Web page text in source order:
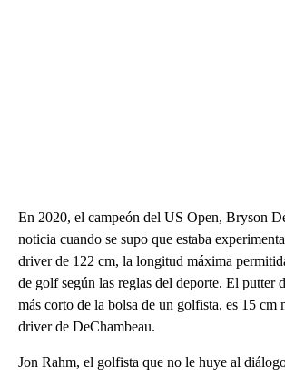
En 2020, el campeón del US Open, Bryson
noticia cuando se supo que estaba
driver de 122 cm, la longitud máxima
de golf según las reglas del deporte. El putter
más corto de la bolsa de un golfista, es 15 cm
driver de DeChambeau.
Jon Rahm, el golfista que no le huye al